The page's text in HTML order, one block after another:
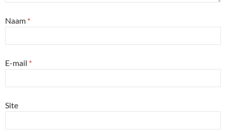
Naam *
E-mail *
Site